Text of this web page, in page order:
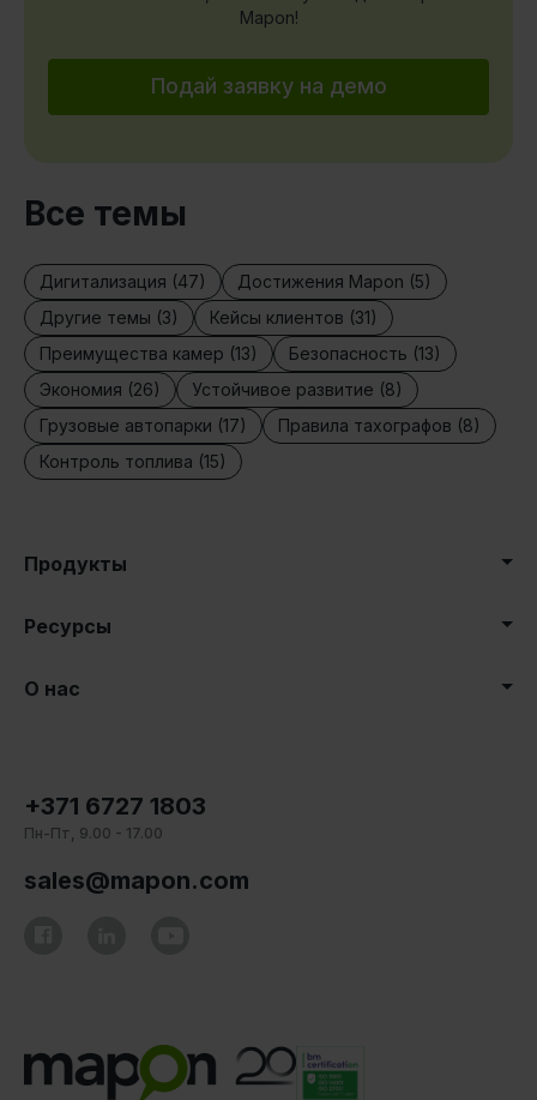
Mapon!
Подай заявку на демо
Все темы
Дигитализация (47)
Достижения Mapon (5)
Другие темы (3)
Кейсы клиентов (31)
Преимущества камер (13)
Безопасность (13)
Экономия (26)
Устойчивое развитие (8)
Грузовые автопарки (17)
Правила тахографов (8)
Контроль топлива (15)
Продукты
Ресурсы
О нас
+371 6727 1803
Пн-Пт, 9.00 - 17.00
sales@mapon.com